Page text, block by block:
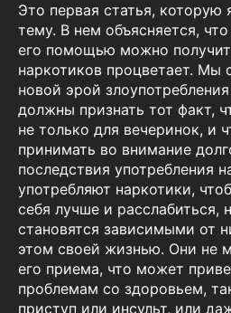
Это первая статья, которую
тему. В нем объясняется,
его помощью можно
наркотиков процветает. Мы
новой эрой
должны признать тот факт,
не только для вечеринок, и
принимать во внимание
последствия употребления
употребляют наркотики,
себя лучше и расслабиться,
становятся зависимыми от
этом своей жизнью. Они не
его приема, что может
проблемам со здоровьем,
приступ или инсульт, или